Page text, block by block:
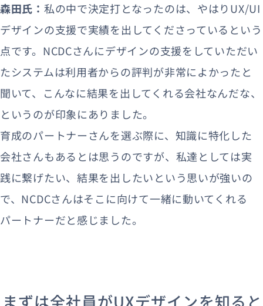
森田氏： 私の中で決定打となったのは、やはりUX/UI
デザインの支援で実績を出してくださっているという
点です。NCDCさんにデザインの支援をしていただい
たシステムは利用者からの評判が非常によかったと
聞いて、こんなに結果を出してくれる会社なんだな、
というのが印象にありました。
育成のパートナーさんを選ぶ際に、知識に特化した
会社さんもあるとは思うのですが、私達としては実
践に繋げたい、結果を出したいという思いが強いの
で、NCDCさんはそこに向けて一緒に動いてくれる
パートナーだと感じました。
まずは全社員がUXデザインを知ると